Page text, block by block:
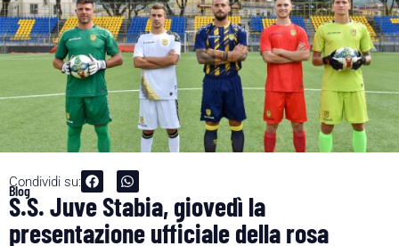
Condividi su:
Blog
S.S. Juve Stabia, giovedì la
presentazione ufficiale della rosa